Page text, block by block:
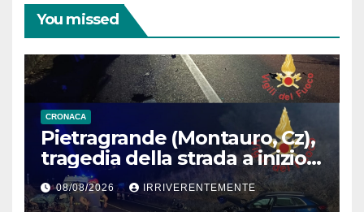
You missed
CRONACA
Pietragrande (Montauro, Cz),
tragedia della strada a inizio
secondo weekend estivo.
Morte sulla Ss106
08/08/2026 IRRIVERENTEMENTE